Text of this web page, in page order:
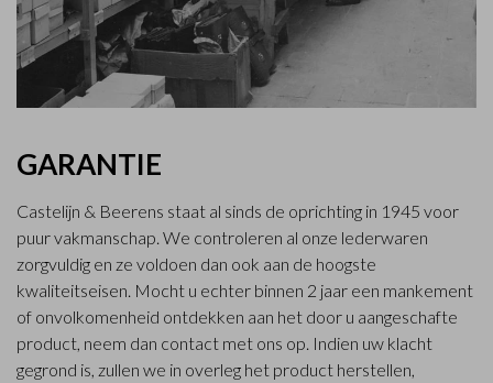
GARANTIE
Castelijn & Beerens staat al sinds de oprichting in 1945 voor
puur vakmanschap. We controleren al onze lederwaren
zorgvuldig en ze voldoen dan ook aan de hoogste
kwaliteitseisen. Mocht u echter binnen 2 jaar een mankement
of onvolkomenheid ontdekken aan het door u aangeschafte
product, neem dan contact met ons op. Indien uw klacht
gegrond is, zullen we in overleg het product herstellen,